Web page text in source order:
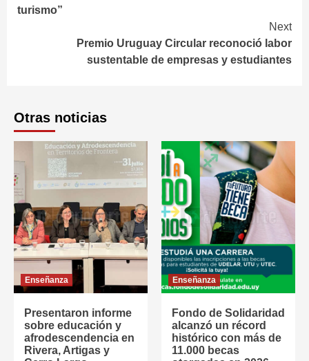
turismo”
Next
Premio Uruguay Circular reconoció labor
sustentable de empresas y estudiantes
Otras noticias
Enseñanza
Presentaron informe
sobre educación y
afrodescendencia en
Rivera, Artigas y
Enseñanza
Fondo de Solidaridad
alcanzó un récord
histórico con más de
11.000 becas